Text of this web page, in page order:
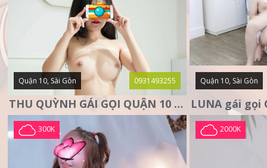
Quận 10, Sài Gòn 0931493255
THU QUỲNH GÁI GỌI QUẬN 10 – MẶT XINH DA TRẮNG – SANG
Quận 10, Sài Gòn
300K 2000K